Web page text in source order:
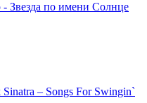
Звезда по имени Солнце
– Songs For Swingin`